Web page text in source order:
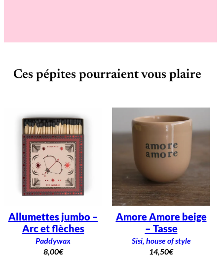
Ces pépites pourraient vous plaire
Allumettes jumbo –
Arc et flèches
Paddywax
8,00€
Amore Amore beige
– Tasse
Sisi, house of style
14,50€